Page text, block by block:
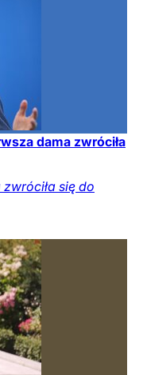
dama zwróciła
się do